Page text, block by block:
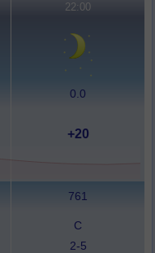
22:00
0.0
+20
761
С
2-5